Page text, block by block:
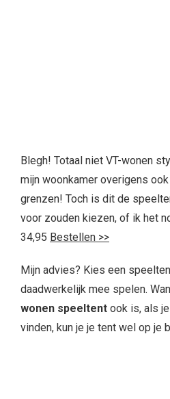
Blegh! Totaal niet VT-wonen
mijn woonkamer overigens
grenzen! Toch is dit de
voor zouden kiezen, of ik het
34,95 Bestellen >>
Mijn advies? Kies een
daadwerkelijk mee spelen.
wonen speeltent ook is, als
vinden, kun je je tent wel op je